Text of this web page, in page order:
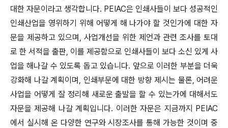
대한 자문이라고 생각합니다. PEIAC은 인쇄사들이 보다 성공적인
인쇄산업을 영위하기 위해 어떻게 해 나가야 할 것인가에 대한 자
문을 제공하고 있으며, 사업개선을 위한 제언과 관련 조사를 토대
로 한 서적을 출판, 이를 제공함으로 인쇄사들이 보다 소신 있게 사
업을 해나갈 수 있도록 돕고 있습니다. 앞으로 이러한 부분을 더욱
강화해 나갈 계획이며, 인쇄부문에 대한 방향 제시는 물론, 어려운
사업을 어떻게 잘 정리해 새로운 출발을 할 수 있는가에 대해서도
자문을 제공해 나갈 계획입니다. 이러한 자문은 지금까지 PEIAC
에서 실시해 온 다양한 연구와 시장조사를 통해 가능한 것이며 중